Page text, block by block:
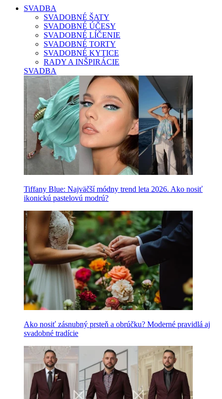
SVADBA
SVADOBNÉ ŠATY
SVADOBNÉ ÚČESY
SVADOBNÉ LÍČENIE
SVADOBNÉ TORTY
SVADOBNÉ KYTICE
RADY A INŠPIRÁCIE
SVADBA
Tiffany Blue: Najväčší módny trend leta 2026. Ako nosiť
ikonickú pastelovú modrú?
Ako nosiť zásnubný prsteň a obrúčku? Moderné pravidlá aj
svadobné tradície